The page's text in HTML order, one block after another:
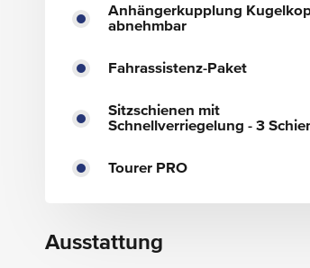
Anhängerkupplung
abnehmbar
Fahrassistenz-Paket
Sitzschienen mit
Schnellverriegelung - 3
Tourer PRO
Ausstattung